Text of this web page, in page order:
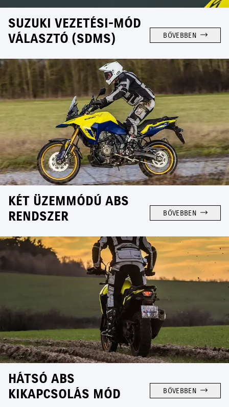
SUZUKI VEZETÉSI-MÓD
VÁLASZTÓ (SDMS)
BŐVEBBEN
KÉT ÜZEMMÓDÚ ABS
RENDSZER
BŐVEBBEN
HÁTSÓ ABS
KIKAPCSOLÁS MÓD
BŐVEBBEN